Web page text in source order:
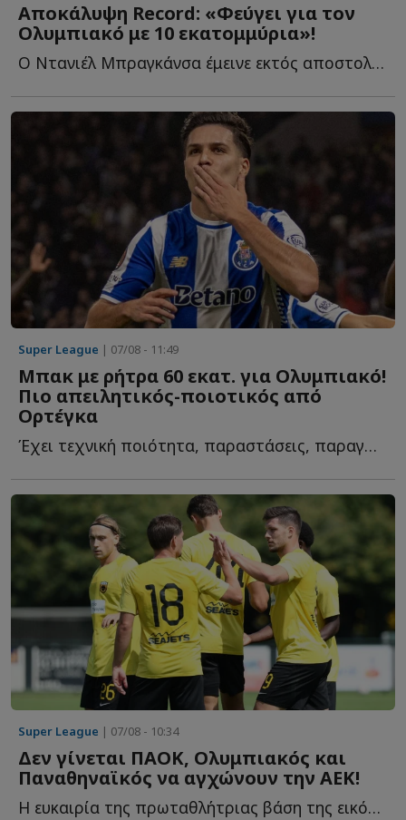
Αποκάλυψη Record: «Φεύγει για τον
Ολυμπιακό με 10 εκατομμύρια»!
Ο Ντανιέλ Μπραγκάνσα έμεινε εκτός αποστολής στο τελευταίο π...
Super League | 07/08 - 11:49
Μπακ με ρήτρα 60 εκατ. για Ολυμπιακό!
Πιο απειλητικός-ποιοτικός από
Ορτέγκα
Έχει τεχνική ποιότητα, παραστάσεις, παραγωγή σε γκολ κ...
Super League | 07/08 - 10:34
Δεν γίνεται ΠΑΟΚ, Ολυμπιακός και
Παναθηναϊκός να αγχώνουν την ΑΕΚ!
Η ευκαιρία της πρωταθλήτριας βάση της εικόνας των αντιπάλων τ...